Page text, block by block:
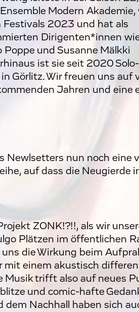
Modern Akademie,
Festivals 2023 und hat als
Dirigenten*innen
Poppe und Susanne Mälkki
ist sie seit 2020
Görlitz. Wir freuen uns auf
Jahren und eine
Newlsetters nun noch eine
auf dass die Neugierde
ZONK!?!!, als wir
Plätzen im öffentlichen
die Wirkung beim
mit einem akustisch
Musik trifft also auf neues
und comic-hafte
dem Nachhall haben sich